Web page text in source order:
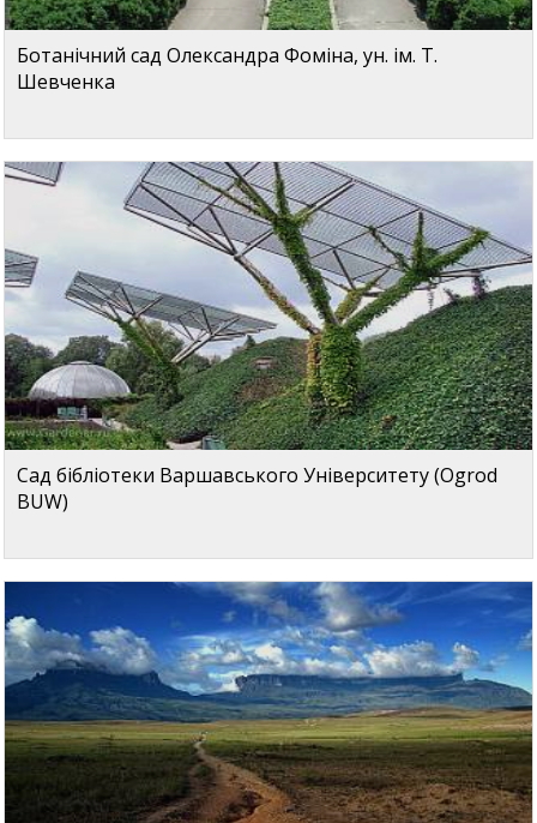
Ботанічний сад Олександра Фоміна, ун. ім. Т.
Шевченка
Сад бібліотеки Варшавського Університету (Ogrod
BUW)